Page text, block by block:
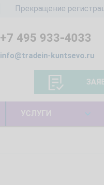
Прекращение
+7 495 933-4033
info@tradein-kuntsevo.ru
УСЛУГИ